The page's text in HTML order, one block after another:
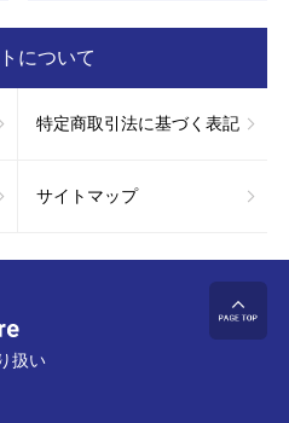
について
特定商取引法に基づく表記
サイトマップ
to-box online store
扱い